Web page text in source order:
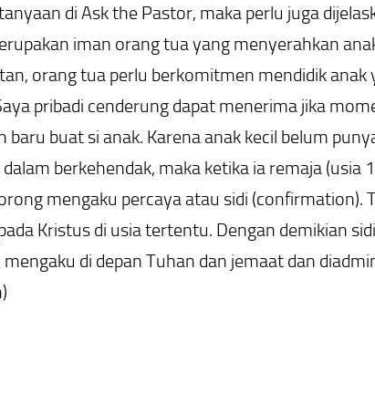
di Ask the Pastor, maka perlu juga
iman orang tua yang menyerahkan
orang tua perlu berkomitmen mendidik anak
pribadi cenderung dapat menerima jika
baru buat si anak. Karena anak kecil belum
berkehendak, maka ketika ia remaja (usia
mengaku percaya atau sidi (confirmation).
Kristus di usia tertentu. Dengan demikian
di depan Tuhan dan jemaat dan